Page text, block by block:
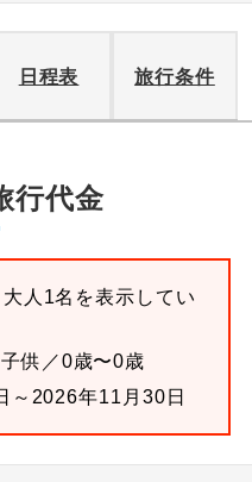
日程表 旅行条件
行代金
人1名を表示してい
供／0歳〜0歳
～2026年11月30日